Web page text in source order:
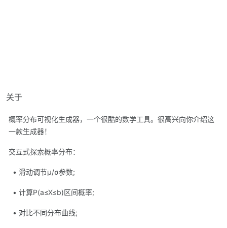
关于
概率分布可视化生成器，一个很酷的数学工具。很高兴向你介绍这
一款生成器！
交互式探索概率分布：
• 滑动调节μ/σ参数;
• 计算P(a≤X≤b)区间概率;
• 对比不同分布曲线;